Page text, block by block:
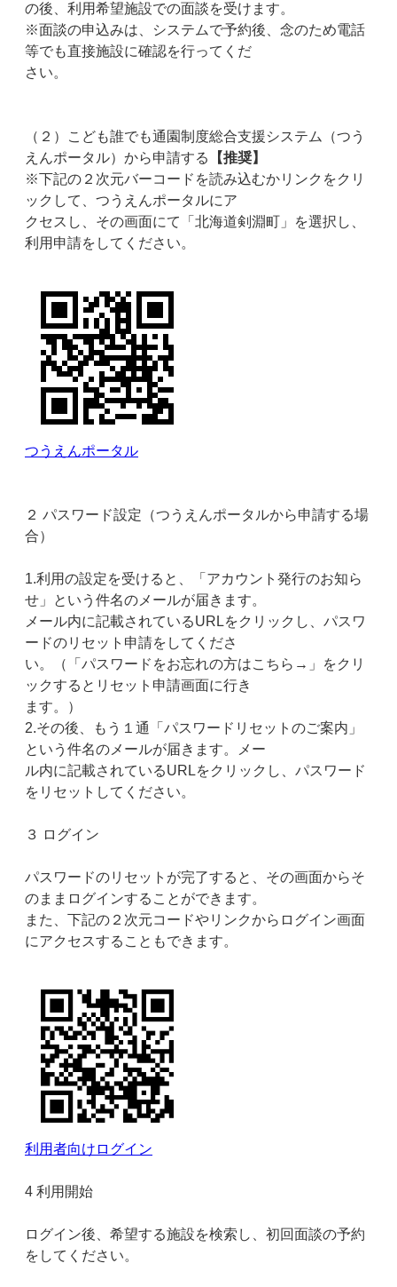
の後、利用希望施設での面談を受けます。
※面談の申込みは、システムで予約後、念のため電話
等でも直接施設に確認を行ってくだ
さい。
（２）こども誰でも通園制度総合支援システム（つう
えんポータル）から申請する
【推奨】
※下記の２次元バーコードを読み込むかリンクをクリ
ックして、つうえんポータルにア
クセスし、その画面にて「北海道剣淵町」を選択し、
利用申請をしてください。
つうえんポータル
２ パスワード設定（つうえんポータルから申請する場
合）
1.利用の設定を受けると、「アカウント発行のお知ら
せ」という件名のメールが届きます。
メール内に記載されているURLをクリックし、パスワ
ードのリセット申請をしてくださ
い。（「パスワードをお忘れの方はこちら→」をクリ
ックするとリセット申請画面に行き
ます。）
2.その後、もう１通「パスワードリセットのご案内」
という件名のメールが届きます。メー
ル内に記載されているURLをクリックし、パスワード
をリセットしてください。
３ ログイン
パスワードのリセットが完了すると、その画面からそ
のままログインすることができます。
また、下記の２次元コードやリンクからログイン画面
にアクセスすることもできます。
利用者向けログイン
4 利用開始
ログイン後、希望する施設を検索し、初回面談の予約
をしてください。